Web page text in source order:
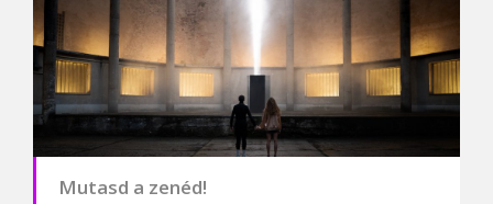
Mutasd a zenéd!